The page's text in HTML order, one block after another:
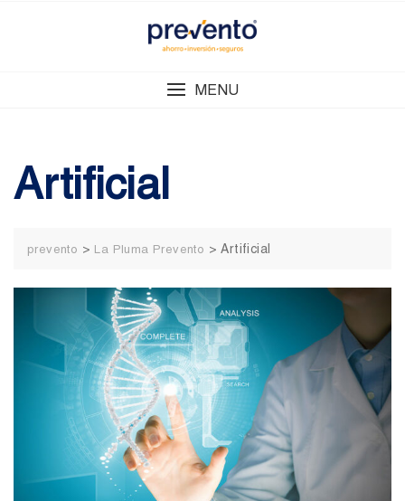
MENU
Artificial
prevento > La Pluma Prevento >Artificial